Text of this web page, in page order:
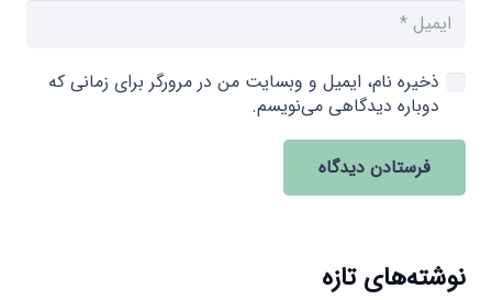
ذخیره نام، ایمیل و وبسایت من در مرورگر برای زمانی که
دوباره دیدگاهی می‌نویسم.
فرستادن دیدگاه
نوشته‌های تازه